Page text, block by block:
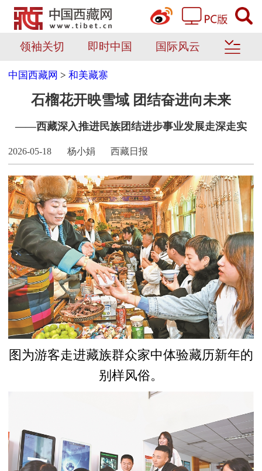
领袖关切 即时中国 国际风云
中国西藏网 >和美藏寨
石榴花开映雪域 团结奋进向未来
——西藏深入推进民族团结进步事业发展走深走实
2026-05-18 杨小娟 西藏日报
图为游客走进藏族群众家中体验藏历新年的
别样风俗。